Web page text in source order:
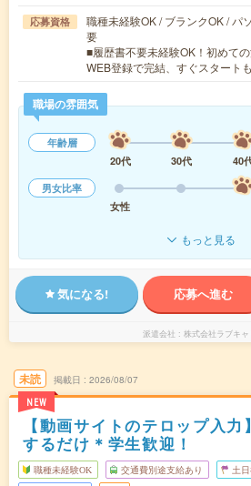
応募資格
職種未経験OK / ブランクOK / パ
要
■履歴書不要未経験OK！初めて
WEB登録で完結、すぐスタート
職場の雰囲気
年齢層
20代
30代 40
男女比率
女性
もっと見る
気になる! 応募へ進む
派遣会社 株式会社ラブキャ
未読
NEW
掲載日 2026/08/07
【動画サイトのテロップ入
するだけ＊学生歓迎！
職種未経験OK 交通費別途支給あり 土